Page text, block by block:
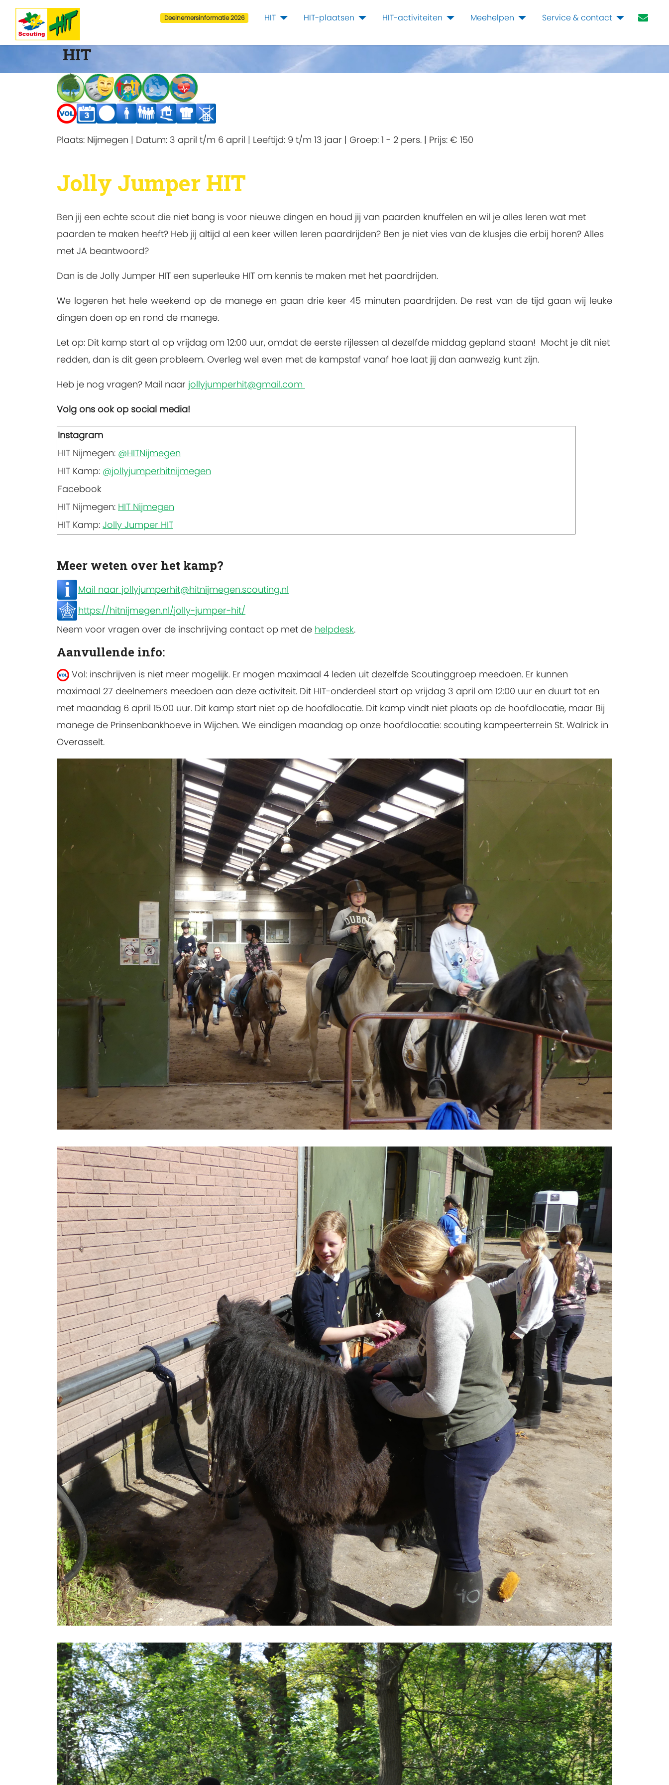
Deelnemersinformatie 2026 HIT HIT-plaatsen HIT-activiteiten Meehelpen Service & contact
HIT
Plaats: Nijmegen | Datum: 3 april t/m 6 april | Leeftijd: 9 t/m 13 jaar | Groep: 1 - 2 pers. | Prijs: € 150
Jolly Jumper HIT
Ben jij een echte scout die niet bang is voor nieuwe dingen en houd jij van paarden knuffelen en wil je alles leren wat met
paarden te maken heeft? Heb jij altijd al een keer willen leren paardrijden? Ben je niet vies van de klusjes die erbij horen? Alles
met JA beantwoord?
Dan is de Jolly Jumper HIT een superleuke HIT om kennis te maken met het paardrijden.
We logeren het hele weekend op de manege en gaan drie keer 45 minuten paardrijden. De rest van de tijd gaan wij leuke
dingen doen op en rond de manege.
Let op: Dit kamp start al op vrijdag om 12:00 uur, omdat de eerste rijlessen al dezelfde middag gepland staan! Mocht je dit niet
redden, dan is dit geen probleem. Overleg wel even met de kampstaf vanaf hoe laat jij dan aanwezig kunt zijn.
Heb je nog vragen? Mail naar jollyjumperhit@gmail.com
Volg ons ook op social media!
Instagram
HIT Nijmegen: @HITNijmegen
HIT Kamp: @jollyjumperhitnijmegen
Facebook
HIT Nijmegen: HIT Nijmegen
HIT Kamp: Jolly Jumper HIT
Meer weten over het kamp?
Mail naar jollyjumperhit@hitnijmegen.scouting.nl
https://hitnijmegen.nl/jolly-jumper-hit/
Neem voor vragen over de inschrijving contact op met de helpdesk.
Aanvullende info:
Vol: inschrijven is niet meer mogelijk. Er mogen maximaal 4 leden uit dezelfde Scoutinggroep meedoen. Er kunnen
maximaal 27 deelnemers meedoen aan deze activiteit. Dit HIT-onderdeel start op vrijdag 3 april om 12:00 uur en duurt tot en
met maandag 6 april 15:00 uur. Dit kamp start niet op de hoofdlocatie. Dit kamp vindt niet plaats op de hoofdlocatie, maar Bij
manege de Prinsenbankhoeve in Wijchen. We eindigen maandag op onze hoofdlocatie: scouting kampeerterrein St. Walrick in
Overasselt.